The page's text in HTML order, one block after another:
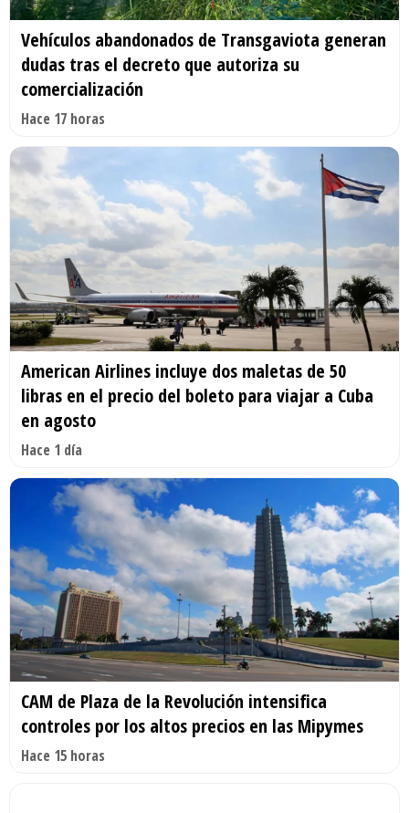
Vehículos abandonados de Transgaviota generan
dudas tras el decreto que autoriza su
comercialización
Hace 17 horas
American Airlines incluye dos maletas de 50
libras en el precio del boleto para viajar a Cuba
en agosto
Hace 1 día
CAM de Plaza de la Revolución intensifica
controles por los altos precios en las Mipymes
Hace 15 horas